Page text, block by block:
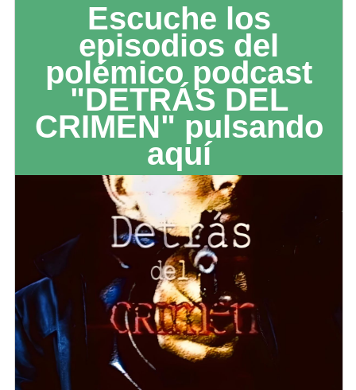
Escuche los
episodios del
polémico podcast
"DETRÁS DEL
CRIMEN" pulsando
aquí